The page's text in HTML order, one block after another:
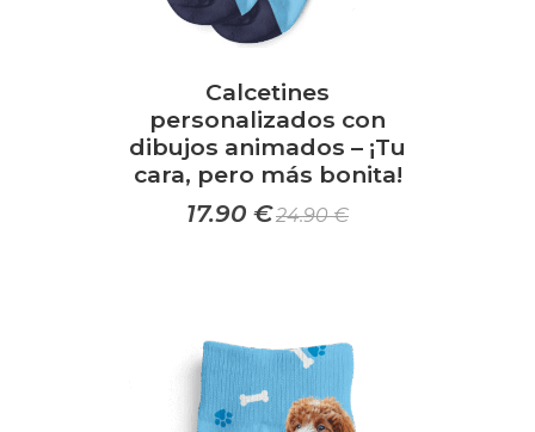
Calcetines
personalizados con
dibujos animados – ¡Tu
cara, pero más bonita!
17.90 €24.90€
múltiples
variantes.
Las